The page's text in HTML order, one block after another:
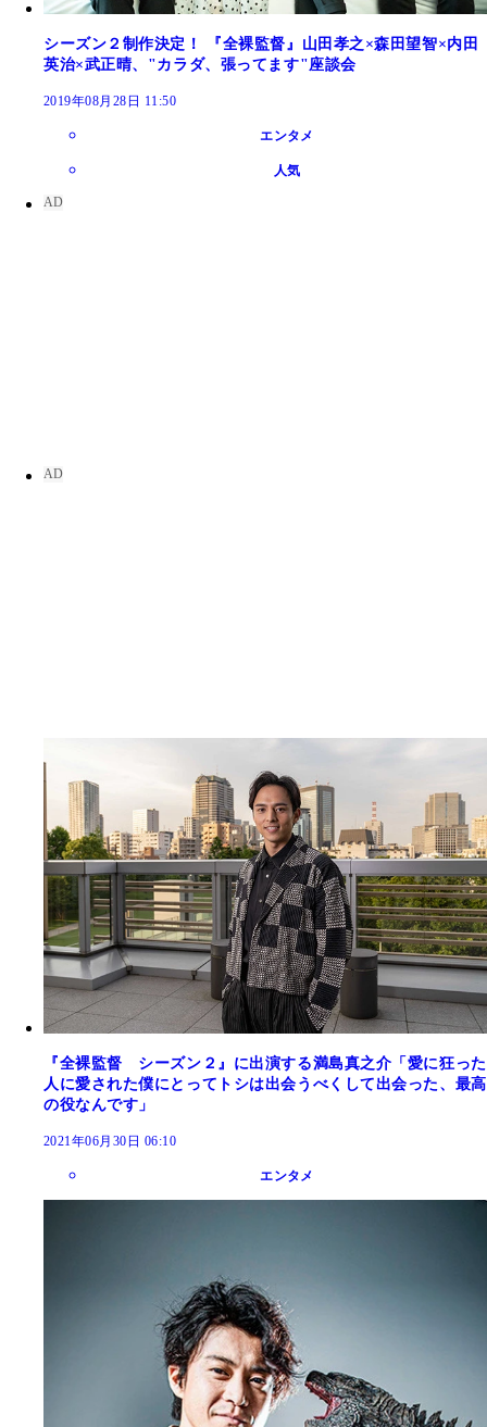
シーズン２制作決定！ 『全裸監督』山田孝之×森田望智×内田
英治×武正晴、"カラダ、張ってます"座談会
2019年08月28日 11:50
エンタメ
人気
『全裸監督 シーズン２』に出演する満島真之介「愛に狂った
人に愛された僕にとってトシは出会うべくして出会った、最高
の役なんです」
2021年06月30日 06:10
エンタメ